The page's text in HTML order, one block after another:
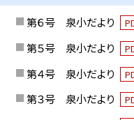
第６号 泉小だより
第５号 泉小だより
第４号 泉小だより
第３号 泉小だより